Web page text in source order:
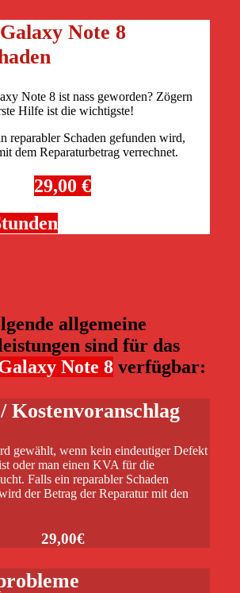
Note 8
Note 8 ist nass geworden? Zögern
Hilfe ist die wichtigste!
reparabler Schaden gefunden wird,
dem Reparaturbetrag verrechnet.
29,00 €
allgemeine
sind für das
Note 8verfügbar:
Kostenvoranschlag
gewählt, wenn kein eindeutiger Defekt
oder man einen KVA für die
Falls ein reparabler Schaden
der Betrag der Reparatur mit den
29,00€